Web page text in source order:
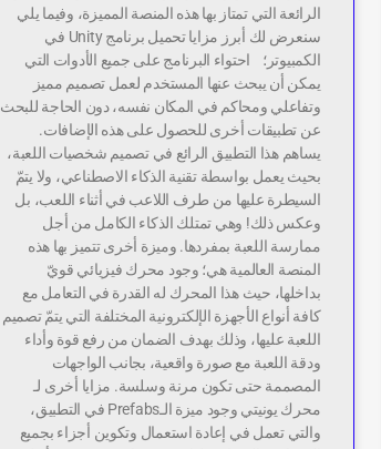
الرائعة التي تمتاز بها هذه المنصة المميزة، وفيما يلي
سنعرض لك أبرز مزايا تحميل برنامج Unity في
الكمبيوتر؛ احتواء البرنامج على جميع الأدوات التي
يمكن أن يبحث عنها المستخدم لعمل تصميم مميز
وتفاعلي ومحاكم في المكان نفسه، دون الحاجة للبحث
عن تطبيقات أخرى للحصول على هذه الإضافات.
يساهم هذا التطبيق الرائع في تصميم شخصيات اللعبة،
بحيث يعمل بواسطة تقنية الذكاء الاصطناعي، ولا يتمّ
السيطرة عليها من طرف اللاعب في أثناء اللعب، بل
وعكس ذلك! وهي تمتلك الذكاء الكامل من أجل
ممارسة اللعبة بمفردها. وميزة أخرى تتميز بها هذه
المنصة العالمية هي؛ وجود محرك فيزيائي قويّ
بداخلها، حيث هذا المحرك له القدرة في التعامل مع
كافة أنواع الأجهزة الإلكترونية المختلفة التي يتمّ تصميم
اللعبة عليها، وذلك بهدف الضمان من رفع قوة وأداء
ودقة اللعبة مع صورة واقعية، بجانب الواجهات
المصممة حتى تكون مرنة وسلسة. مزايا أخرى لـ
محرك يونيتي وجود ميزة الـPrefabs في التطبيق،
والتي تعمل في إعادة استعمال وتكوين أجزاء بجميع